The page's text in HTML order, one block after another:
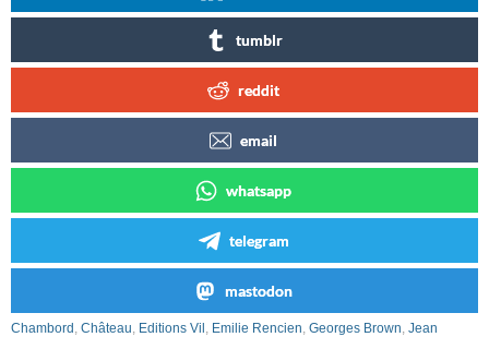
tumblr
reddit
email
whatsapp
telegram
mastodon
Chambord , Château, Editions Vil , Emilie Rencien, Georges Brown, Jean